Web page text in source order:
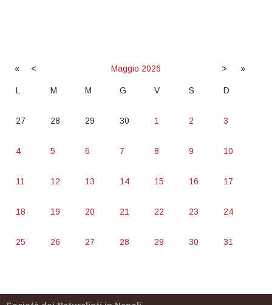
« < Maggio 2026 > »
L M M G V S D
27 28 29 30 1 2 3
4 5 6 7 8 9 10
11 12 13 14 15 16 17
18 19 20 21 22 23 24
25 26 27 28 29 30 31